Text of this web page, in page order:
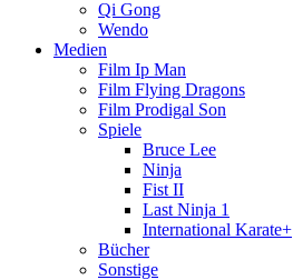
Qi Gong
Wendo
Medien
Film Ip Man
Film Flying Dragons
Film Prodigal Son
Spiele
Bruce Lee
Ninja
Fist II
Last Ninja 1
International Karate+
Bücher
Sonstige